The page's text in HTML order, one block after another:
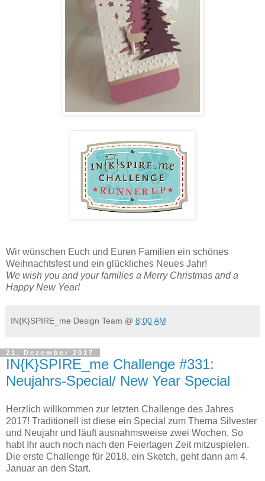
Wir wünschen Euch und Euren Familien ein schönes
Weihnachtsfest und ein glückliches Neues Jahr!
We wish you and your families a Merry Christmas and a
Happy New Year!
IN{K}SPIRE_me Design Team @ 8:00 AM
21. Dezember 2017
IN{K}SPIRE_me Challenge #331:
Neujahrs-Special/ New Year Special
Herzlich willkommen zur letzten Challenge des Jahres
2017! Traditionell ist diese ein Special zum Thema Silvester
und Neujahr und läuft ausnahmsweise zwei Wochen. So
habt Ihr auch noch nach den Feiertagen Zeit mitzuspielen.
Die erste Challenge für 2018, ein Sketch, geht dann am 4.
Januar an den Start.